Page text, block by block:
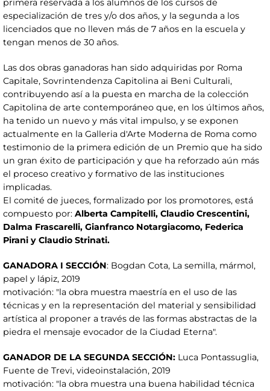
primera reservada a los alumnos de los cursos de
especialización de tres y/o dos años, y la segunda a los
licenciados que no lleven más de 7 años en la escuela y
tengan menos de 30 años.
Las dos obras ganadoras han sido adquiridas por Roma
Capitale, Sovrintendenza Capitolina ai Beni Culturali,
contribuyendo así a la puesta en marcha de la colección
Capitolina de arte contemporáneo que, en los últimos años,
ha tenido un nuevo y más vital impulso, y se exponen
actualmente en la Galleria d'Arte Moderna de Roma como
testimonio de la primera edición de un Premio que ha sido
un gran éxito de participación y que ha reforzado aún más
el proceso creativo y formativo de las instituciones
implicadas.
El comité de jueces, formalizado por los promotores, está
compuesto por: Alberta Campitelli, Claudio Crescentini,
Dalma Frascarelli, Gianfranco Notargiacomo, Federica
Pirani y Claudio Strinati.
GANADORA I SECCIÓN: Bogdan Cota, La semilla, mármol,
papel y lápiz, 2019
motivación: "la obra muestra maestría en el uso de las
técnicas y en la representación del material y sensibilidad
artística al proponer a través de las formas abstractas de la
piedra el mensaje evocador de la Ciudad Eterna".
GANADOR DE LA SEGUNDA SECCIÓN: Luca Pontassuglia,
Fuente de Trevi, videoinstalación, 2019
motivación: "la obra muestra una buena habilidad técnica